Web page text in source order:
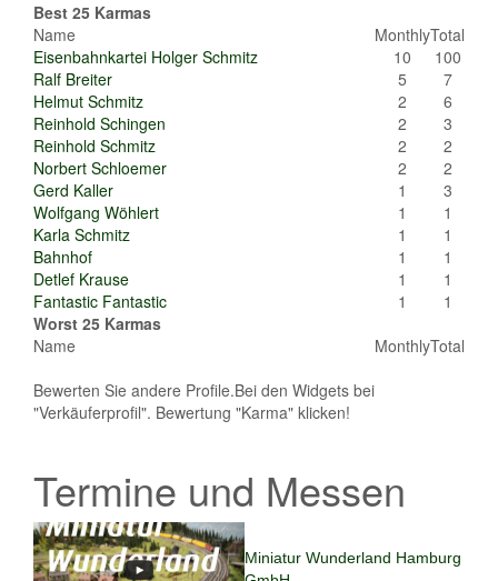
Best 25 Karmas
Name
MonthlyTotal
Eisenbahnkartei Holger Schmitz
10
100
Ralf Breiter
5
7
Helmut Schmitz
2
6
Reinhold Schingen
2
3
Reinhold Schmitz
2
2
Norbert Schloemer
2
2
Gerd Kaller
1
3
Wolfgang Wöhlert
1
1
Karla Schmitz
1
1
Bahnhof
1
1
Detlef Krause
1
1
Fantastic Fantastic
1
1
Worst 25 Karmas
Name
MonthlyTotal
Bewerten Sie andere Profile.Bei den Widgets bei
"Verkäuferprofil". Bewertung "Karma" klicken!
Termine und Messen
Miniatur Wunderland Hamburg